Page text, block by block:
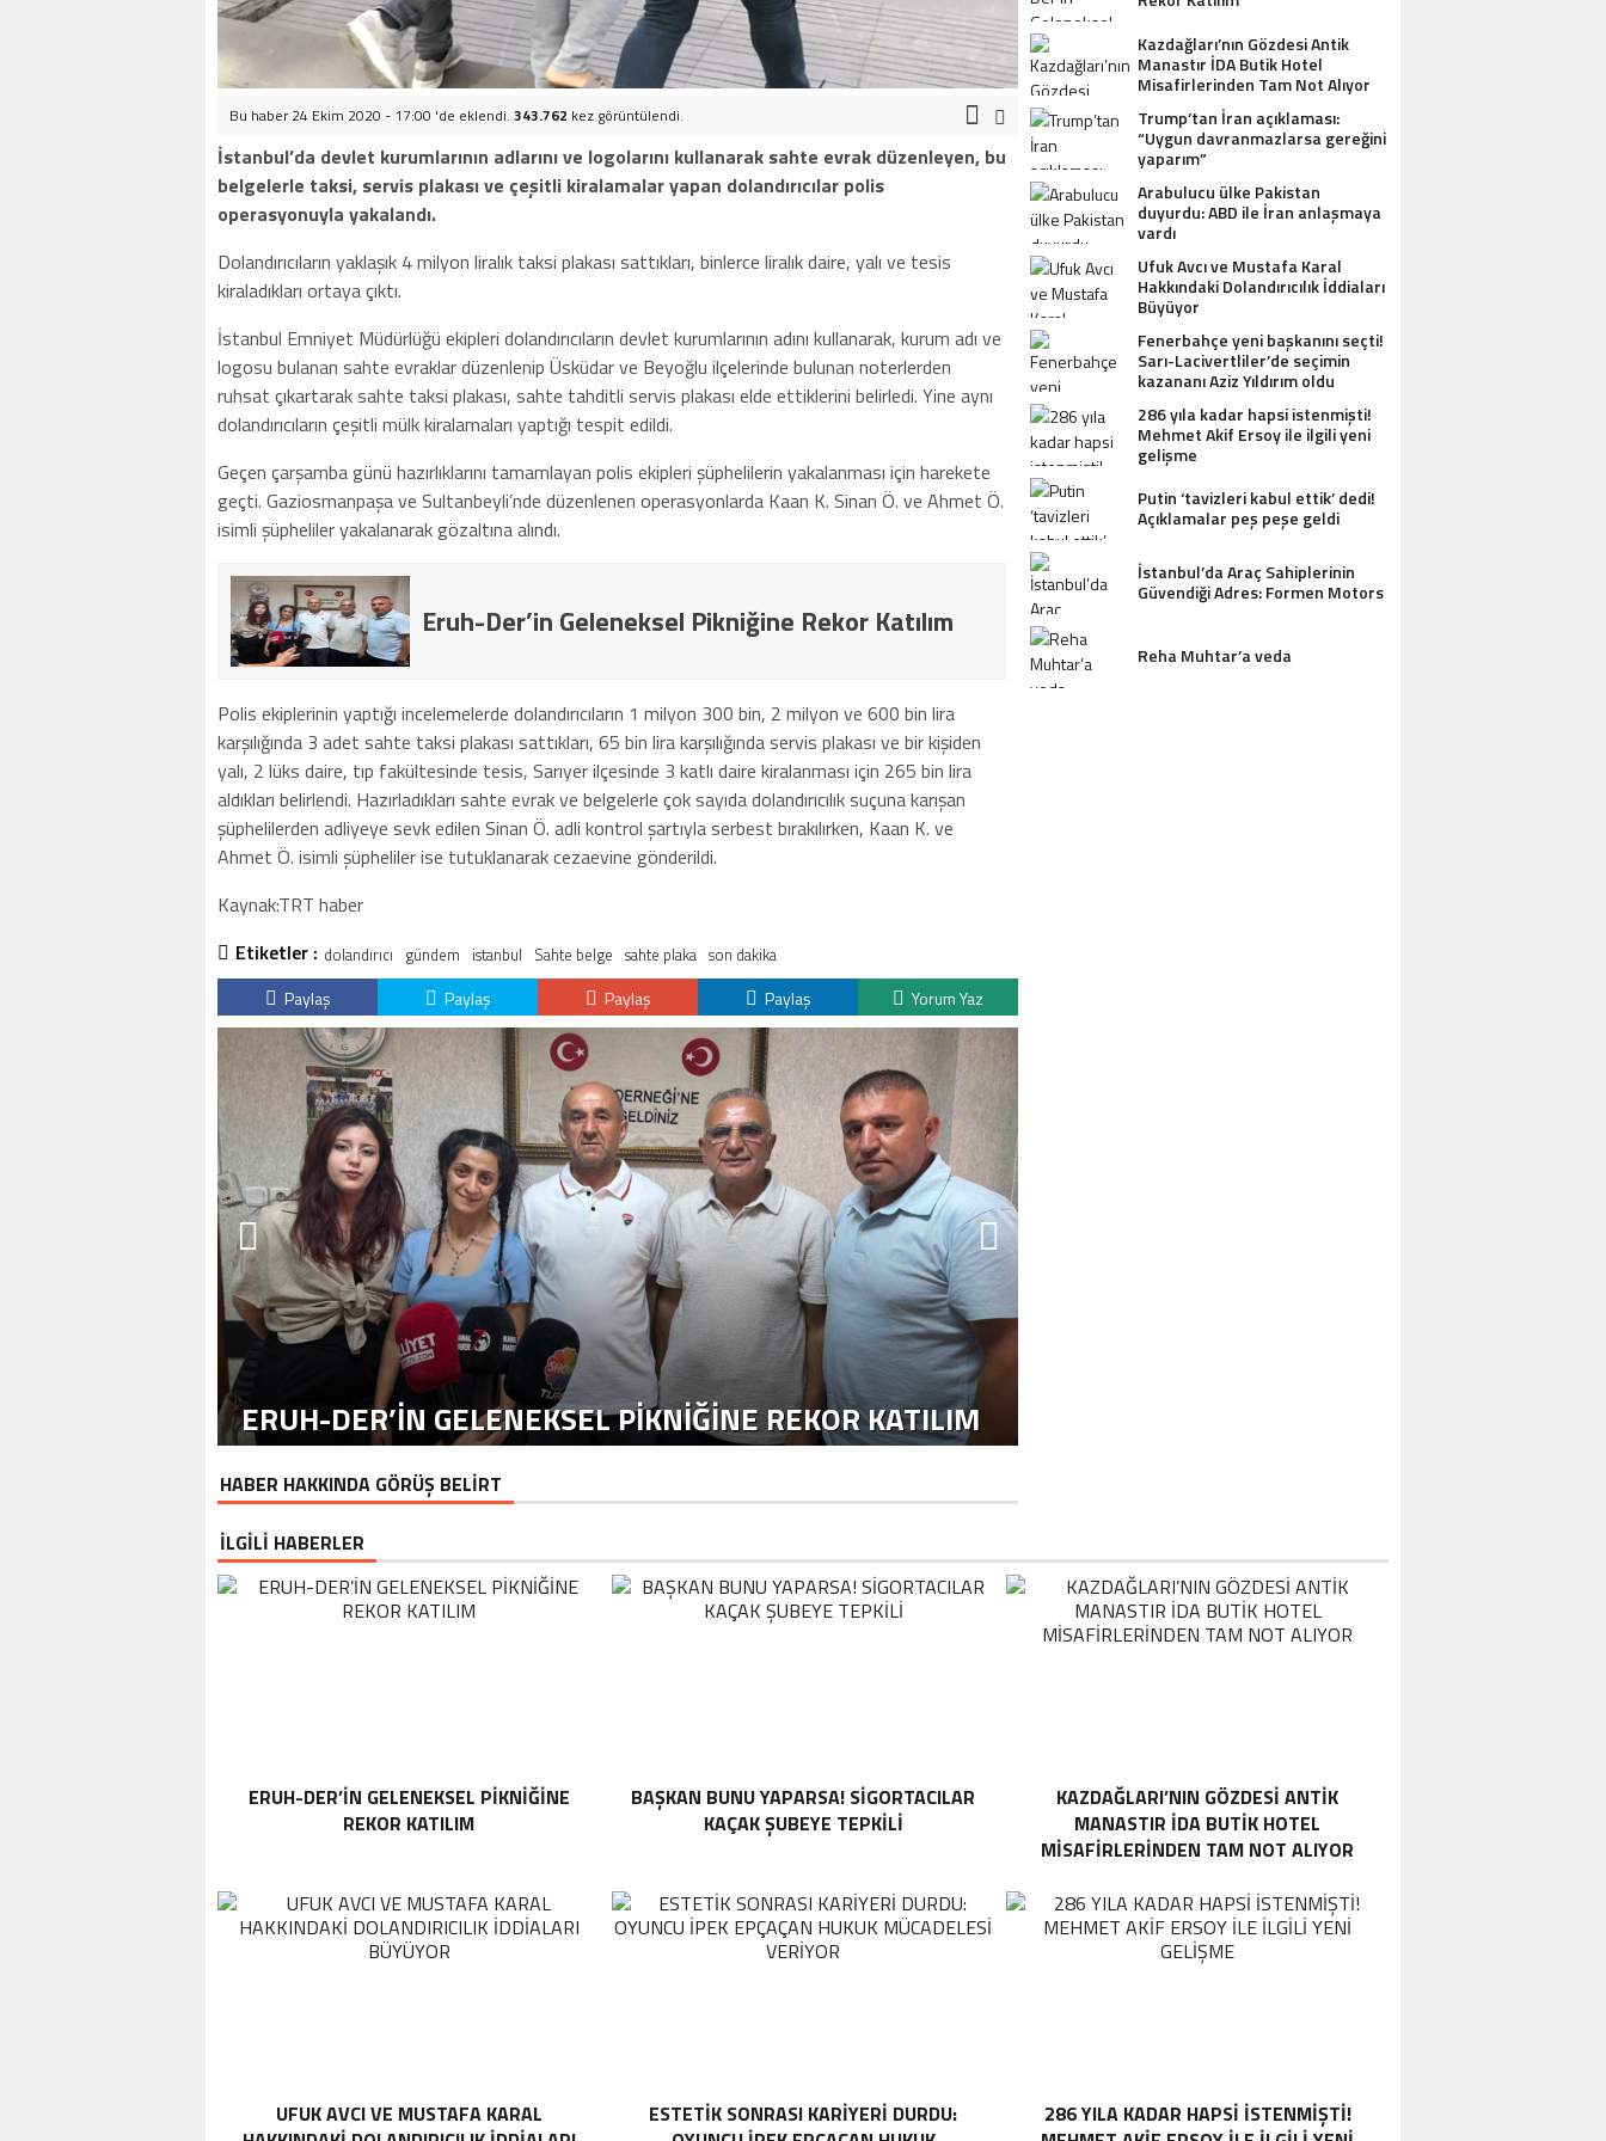
Bu haber 24 Ekim 2020 - 17:00 'de eklendi. 343.762 kez görüntülendi.
İstanbul’da devlet kurumlarının adlarını ve logolarını kullanarak sahte evrak düzenleyen, bu
belgelerle taksi, servis plakası ve çeşitli kiralamalar yapan dolandırıcılar polis
operasyonuyla yakalandı.
Dolandırıcıların yaklaşık 4 milyon liralık taksi plakası sattıkları, binlerce liralık daire, yalı ve tesis
kiraladıkları ortaya çıktı.
İstanbul Emniyet Müdürlüğü ekipleri dolandırıcıların devlet kurumlarının adını kullanarak, kurum adı ve
logosu bulanan sahte evraklar düzenlenip Üsküdar ve Beyoğlu ilçelerinde bulunan noterlerden
ruhsat çıkartarak sahte taksi plakası, sahte tahditli servis plakası elde ettiklerini belirledi. Yine aynı
dolandırıcıların çeşitli mülk kiralamaları yaptığı tespit edildi.
Geçen çarşamba günü hazırlıklarını tamamlayan polis ekipleri şüphelilerin yakalanması için harekete
geçti. Gaziosmanpaşa ve Sultanbeyli’nde düzenlenen operasyonlarda Kaan K. Sinan Ö. ve Ahmet Ö.
isimli şüpheliler yakalanarak gözaltına alındı.
Eruh-Der’in Geleneksel Pikniğine Rekor Katılım
Polis ekiplerinin yaptığı incelemelerde dolandırıcıların 1 milyon 300 bin, 2 milyon ve 600 bin lira
karşılığında 3 adet sahte taksi plakası sattıkları, 65 bin lira karşılığında servis plakası ve bir kişiden
yalı, 2 lüks daire, tıp fakültesinde tesis, Sarıyer ilçesinde 3 katlı daire kiralanması için 265 bin lira
aldıkları belirlendi. Hazırladıkları sahte evrak ve belgelerle çok sayıda dolandırıcılık suçuna karışan
şüphelilerden adliyeye sevk edilen Sinan Ö. adli kontrol şartıyla serbest bırakılırken, Kaan K. ve
Ahmet Ö. isimli şüpheliler ise tutuklanarak cezaevine gönderildi.
Kaynak:TRT haber
Etiketler : dolandırıcı gündem istanbul Sahte belge sahte plaka son dakika
Paylaş Paylaş Paylaş Paylaş Yorum Yaz
ERUH-DER’IN GELENEKSEL PIKNIĞINE REKOR KATILIM
HABER HAKKINDA GÖRÜŞ BELİRT
Kazdağları’nın Gözdesi Antik
Manastır İDA Butik Hotel
Misafirlerinden Tam Not Alıyor
Trump’tan İran açıklaması:
“Uygun davranmazlarsa gereğini
yaparım”
Arabulucu ülke Pakistan
duyurdu: ABD ile İran anlaşmaya
vardı
Ufuk Avcı ve Mustafa Karal
Hakkındaki Dolandırıcılık İddiaları
Büyüyor
Fenerbahçe yeni başkanını seçti!
Sarı-Lacivertliler’de seçimin
kazananı Aziz Yıldırım oldu
286 yıla kadar hapsi istenmişti!
Mehmet Akif Ersoy ile ilgili yeni
gelişme
Putin ‘tavizleri kabul ettik’ dedi!
Açıklamalar peş peşe geldi
İstanbul’da Araç Sahiplerinin
Güvendiği Adres: Formen Motors
Reha Muhtar’a veda
İLGİLİ HABERLER
ERUH-DER’IN GELENEKSEL PIKNIĞINE
REKOR KATILIM
BAŞKAN BUNU YAPARSA! SIGORTACILAR
KAÇAK ŞUBEYE TEPKILI
KAZDAĞLARI’NIN GÖZDESI ANTIK
MANASTIR İDA BUTIK HOTEL
MISAFIRLERINDEN TAM NOT ALIYOR
UFUK AVCI VE MUSTAFA KARAL
ESTETIK SONRASI KARIYERI DURDU:
286 YILA KADAR HAPSI ISTENMIŞTI!